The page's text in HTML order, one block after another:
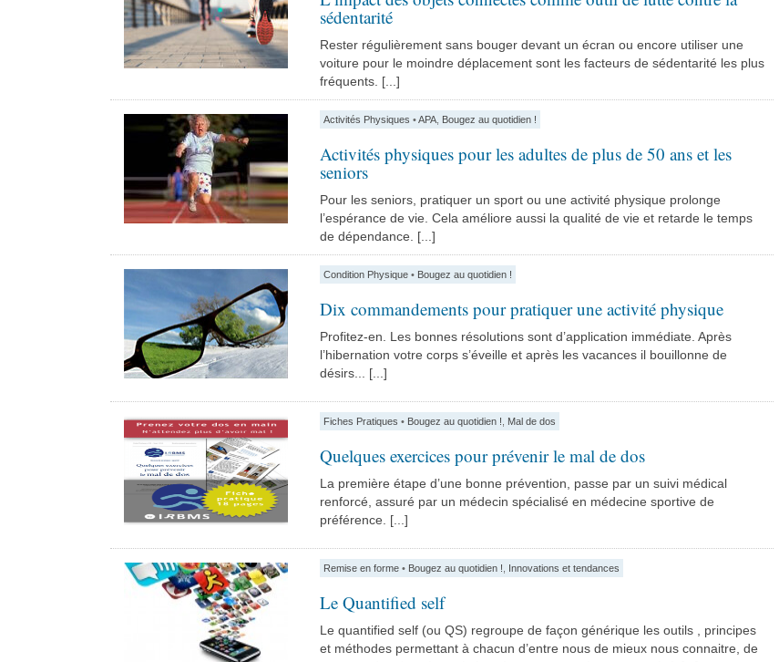
sédentarité
Rester régulièrement sans bouger devant un écran ou encore utiliser une
voiture pour le moindre déplacement sont les facteurs de sédentarité les plus
fréquents. [...]
Activités Physiques •APA, Bougez au quotidien !
Activités physiques pour les adultes de plus de 50 ans et les
seniors
Pour les seniors, pratiquer un sport ou une activité physique prolonge
l’espérance de vie. Cela améliore aussi la qualité de vie et retarde le temps
de dépendance. [...]
Condition Physique• Bougez au quotidien !
Dix commandements pour pratiquer une activité physique
Profitez-en. Les bonnes résolutions sont d’application immédiate. Après
l’hibernation votre corps s’éveille et après les vacances il bouillonne de
désirs... [...]
Fiches Pratiques • Bougez au quotidien ! Mal de dos
Quelques exercices pour prévenir le mal de dos
La première étape d’une bonne prévention, passe par un suivi médical
renforcé, assuré par un médecin spécialisé en médecine sportive de
préférence. [...]
Remise en forme• Bougez au quotidien ! Innovations et tendances
Le Quantified self
Le quantified self (ou QS) regroupe de façon générique les outils , principes
et méthodes permettant à chacun d’entre nous de mieux nous connaitre, de